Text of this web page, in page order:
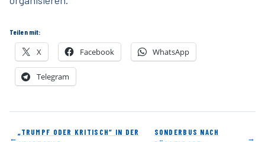
Teilen mit:
X Facebook WhatsApp
Telegram
←
„TRUMPF ODER KRITISCH“ IN DER
SONDERBUS NACH
→